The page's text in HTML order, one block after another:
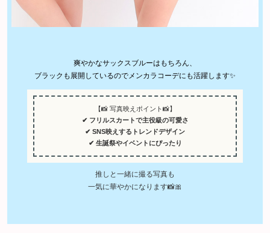
爽やかなサックスブルーはもちろん、
ブラックも展開しているのでメンカラコーデにも活躍します✨
【📸 写真映えポイント📸】
✔ フリルスカートで主役級の可愛さ
✔ SNS映えするトレンドデザイン
✔ 生誕祭やイベントにぴったり
推しと一緒に撮る写真も
一気に華やかになります📸🎀